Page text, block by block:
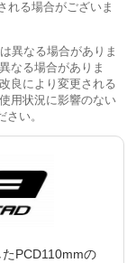
れる場合がございま
異なる場合がありま
なる場合がありま
良により変更される
用状況に影響のない
い。
PCD110mmの